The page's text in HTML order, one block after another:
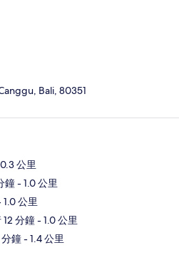
Bali, 80351
公里
鐘- 1.0 公里
1.0 公里
12 分鐘- 1.0 公里
鐘- 1.4 公里